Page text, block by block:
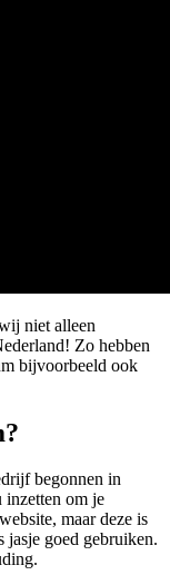
niet alleen
Zo hebben
bijvoorbeeld ook
begonnen in
inzetten om je
maar deze is
jasje goed gebruiken.